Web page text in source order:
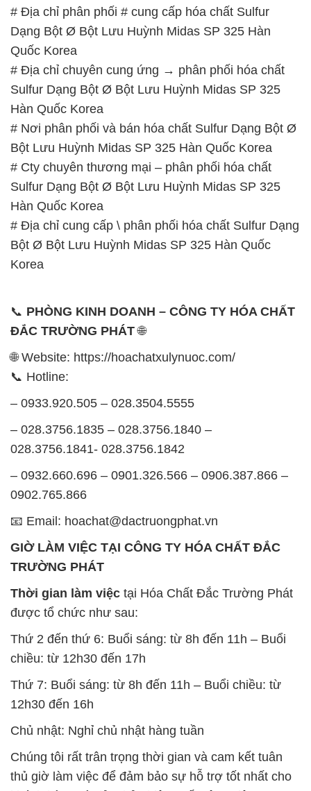
# Địa chỉ phân phối # cung cấp hóa chất Sulfur
Dạng Bột Ø Bột Lưu Huỳnh Midas SP 325 Hàn
Quốc Korea
# Địa chỉ chuyên cung ứng → phân phối hóa chất
Sulfur Dạng Bột Ø Bột Lưu Huỳnh Midas SP 325
Hàn Quốc Korea
# Nơi phân phối và bán hóa chất Sulfur Dạng Bột Ø
Bột Lưu Huỳnh Midas SP 325 Hàn Quốc Korea
# Cty chuyên thương mại – phân phối hóa chất
Sulfur Dạng Bột Ø Bột Lưu Huỳnh Midas SP 325
Hàn Quốc Korea
# Địa chỉ cung cấp \ phân phối hóa chất Sulfur Dạng
Bột Ø Bột Lưu Huỳnh Midas SP 325 Hàn Quốc
Korea
📞 PHÒNG KINH DOANH – CÔNG TY HÓA CHẤT
ĐẮC TRƯỜNG PHÁT🌐
🌐 Website: https://hoachatxulynuoc.com/
📞 Hotline:
– 0933.920.505 – 028.3504.5555
– 028.3756.1835 – 028.3756.1840 –
028.3756.1841- 028.3756.1842
– 0932.660.696 – 0901.326.566 – 0906.387.866 –
0902.765.866
📧 Email: hoachat@dactruongphat.vn
GIỜ LÀM VIỆC TẠI CÔNG TY HÓA CHẤT ĐẮC
TRƯỜNG PHÁT
Thời gian làm việc tại Hóa Chất Đắc Trường Phát
được tổ chức như sau:
Thứ 2 đến thứ 6: Buổi sáng: từ 8h đến 11h – Buổi
chiều: từ 12h30 đến 17h
Thứ 7: Buổi sáng: từ 8h đến 11h – Buổi chiều: từ
12h30 đến 16h
Chủ nhật: Nghỉ chủ nhật hàng tuần
Chúng tôi rất trân trọng thời gian và cam kết tuân
thủ giờ làm việc để đảm bảo sự hỗ trợ tốt nhất cho